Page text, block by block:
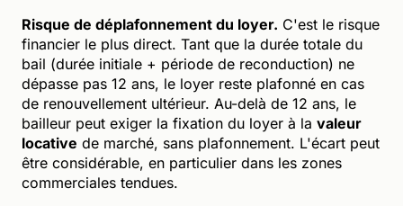
Risque de déplafonnement du loyer. C'est le risque
financier le plus direct. Tant que la durée totale du
bail (durée initiale + période de reconduction) ne
dépasse pas 12 ans, le loyer reste plafonné en cas
de renouvellement ultérieur. Au-delà de 12 ans, le
bailleur peut exiger la fixation du loyer à la valeur
locative de marché, sans plafonnement. L'écart peut
être considérable, en particulier dans les zones
commerciales tendues.